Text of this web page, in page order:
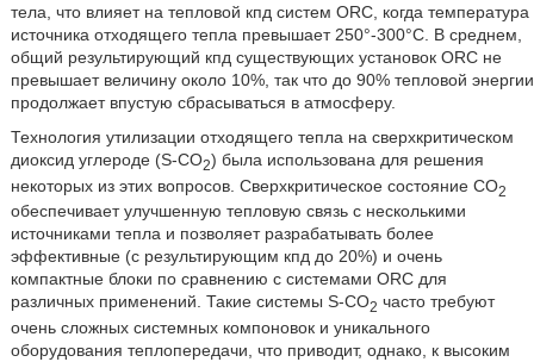
тела, что влияет на тепловой кпд систем ORC, когда температура
источника отходящего тепла превышает 250°-300°С. В среднем,
общий результирующий кпд существующих установок ORC не
превышает величину около 10%, так что до 90% тепловой энергии
продолжает впустую сбрасываться в атмосферу.
Технология утилизации отходящего тепла на сверхкритическом
диоксид углероде (S-CO2) была использована для решения
некоторых из этих вопросов. Сверхкритическое состояние СО2
обеспечивает улучшенную тепловую связь с несколькими
источниками тепла и позволяет разрабатывать более
эффективные (с результирующим кпд до 20%) и очень
компактные блоки по сравнению с системами ORC для
различных применений. Такие системы S-CO2 часто требуют
очень сложных системных компоновок и уникального
оборудования теплопередачи, что приводит, однако, к высоким